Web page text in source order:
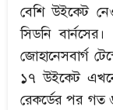
বেশি উইকেট
সিডনি
জোহানেসবার্গ
১৭ উইকেট এখনো
রেকর্ডের পর গত